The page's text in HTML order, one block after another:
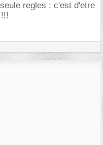
regles : c'est d'etre